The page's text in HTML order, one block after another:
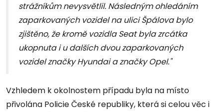
strážníkům nevysvětlil. Následným ohledáním
zaparkovaných vozidel na ulici Špálova bylo
zjištěno, že kromě vozidla Seat byla zrcátka
ukopnuta i u dalších dvou zaparkovaných
vozidel značky Hyundai a značky Opel."
Vzhledem k okolnostem případu byla na místo
přivolána Policie České republiky, která si celou věc i